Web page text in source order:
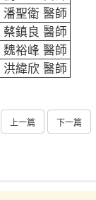
潘聖衛 醫師
蔡鎮良 醫師
魏裕峰 醫師
洪緯欣 醫師
上一篇 下一篇